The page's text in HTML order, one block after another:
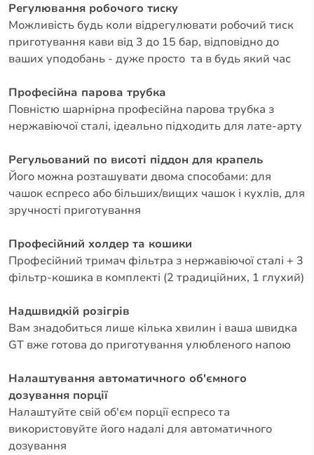
Регулювання робочого тиску
Можливість будь коли відрегулювати робочий тиск
приготування кави від 3 до 15 бар, відповідно до
ваших уподобань - дуже просто та в будь який час
Професійна парова трубка
Повністю шарнірна професійна парова трубка з
нержавіючої сталі, ідеально підходить для лате-арту
Регульований по висоті піддон для крапель
Його можна розташувати двома способами: для
чашок еспресо або більших/вищих чашок і кухлів, для
зручності приготування
Професійний холдер та кошики
Професійний тримач фільтра з нержавіючої сталі + 3
фільтр-кошика в комплекті (2 традиційних, 1 глухий)
Надшвидкій розігрів
Вам знадобиться лише кілька хвилин і ваша швидка
GT вже готова до приготування улюбленого напою
Налаштування автоматичного об'ємного
дозування порції
Налаштуйте свій об'єм порції еспресо та
використовуйте його надалі для автоматичного
дозування